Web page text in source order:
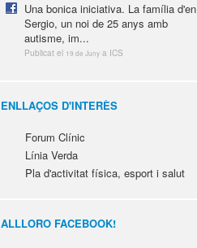
Una bonica iniciativa. La família d'en
Sergio, un noi de 25 anys amb
autisme, im...
Publicat el 19 de Juny a ICS
ENLLAÇOS D'INTERÈS
Forum Clínic
Línia Verda
Pla d'activitat física, esport i salut
ALLLORO FACEBOOK!